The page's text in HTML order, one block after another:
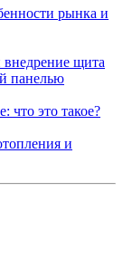
рынка и
внедрение щита
панелью
что это такое?
и